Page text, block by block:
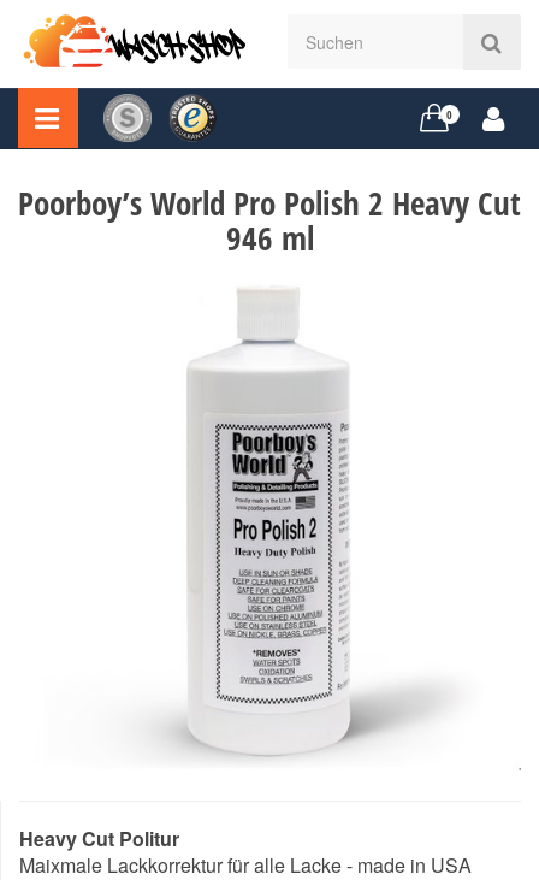
0
Poorboy’s World Pro Polish 2 Heavy Cut
946 ml
Heavy Cut Politur
Maixmale Lackkorrektur für alle Lacke - made in USA